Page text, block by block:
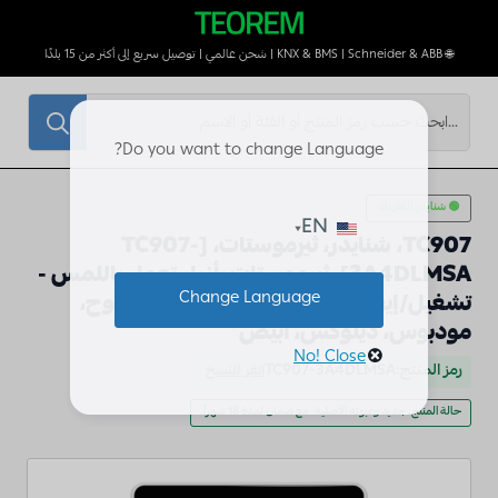
🟢 شنايدر إلكتريك
3A4DLMSA]، ثيرموستات بأزرار تعمل باللمس -
مودبوس، ديلوكس، أبيض
رمز المنتج: TC907-3A4DLMSA
حالة المنتج: جديد وعبوته الأصلية. مع ضمان لمدة 18 شهراً.
🌐 KNX & BMS | Schneider & ABB | شحن عالمي | توصيل سريع إلى أكثر من 15 بلدًا
بحث
Do you want to change Language?
EN
Change Language
No! Close